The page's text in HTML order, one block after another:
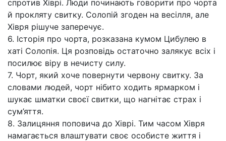
спротив Хіврі. Люди починають говорити про чорта
й прокляту свитку. Солопій згоден на весілля, але
Хівря рішуче заперечує.
6. Історія про чорта, розказана кумом Цибулею в
хаті Солопія. Ця розповідь остаточно залякує всіх і
посилює віру в нечисту силу.
7. Чорт, який хоче повернути червону свитку. За
словами людей, чорт нібито ходить ярмарком і
шукає шматки своєї свитки, що нагнітає страх і
сум’яття.
8. Залицяння поповича до Хіврі. Тим часом Хівря
намагається влаштувати своє особисте життя і